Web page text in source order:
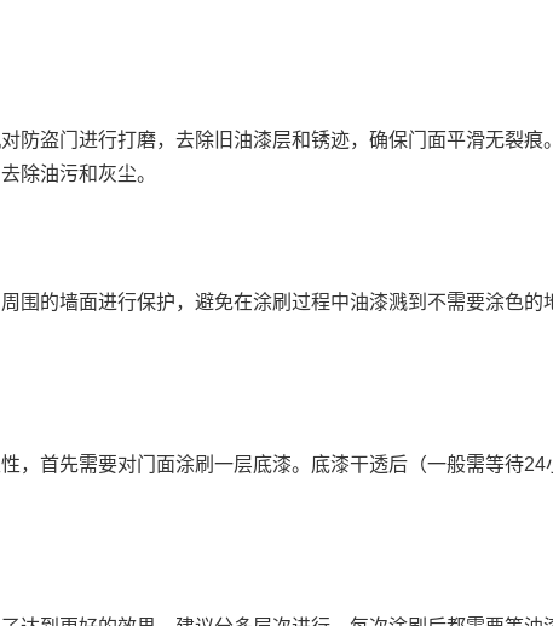
防盗门进行打磨，去除旧油漆层和锈迹，确保门面平滑无裂痕
除油污和灰尘。
围的墙面进行保护，避免在涂刷过程中油漆溅到不需要涂色的
，首先需要对门面涂刷一层底漆。底漆干透后（一般需等待24